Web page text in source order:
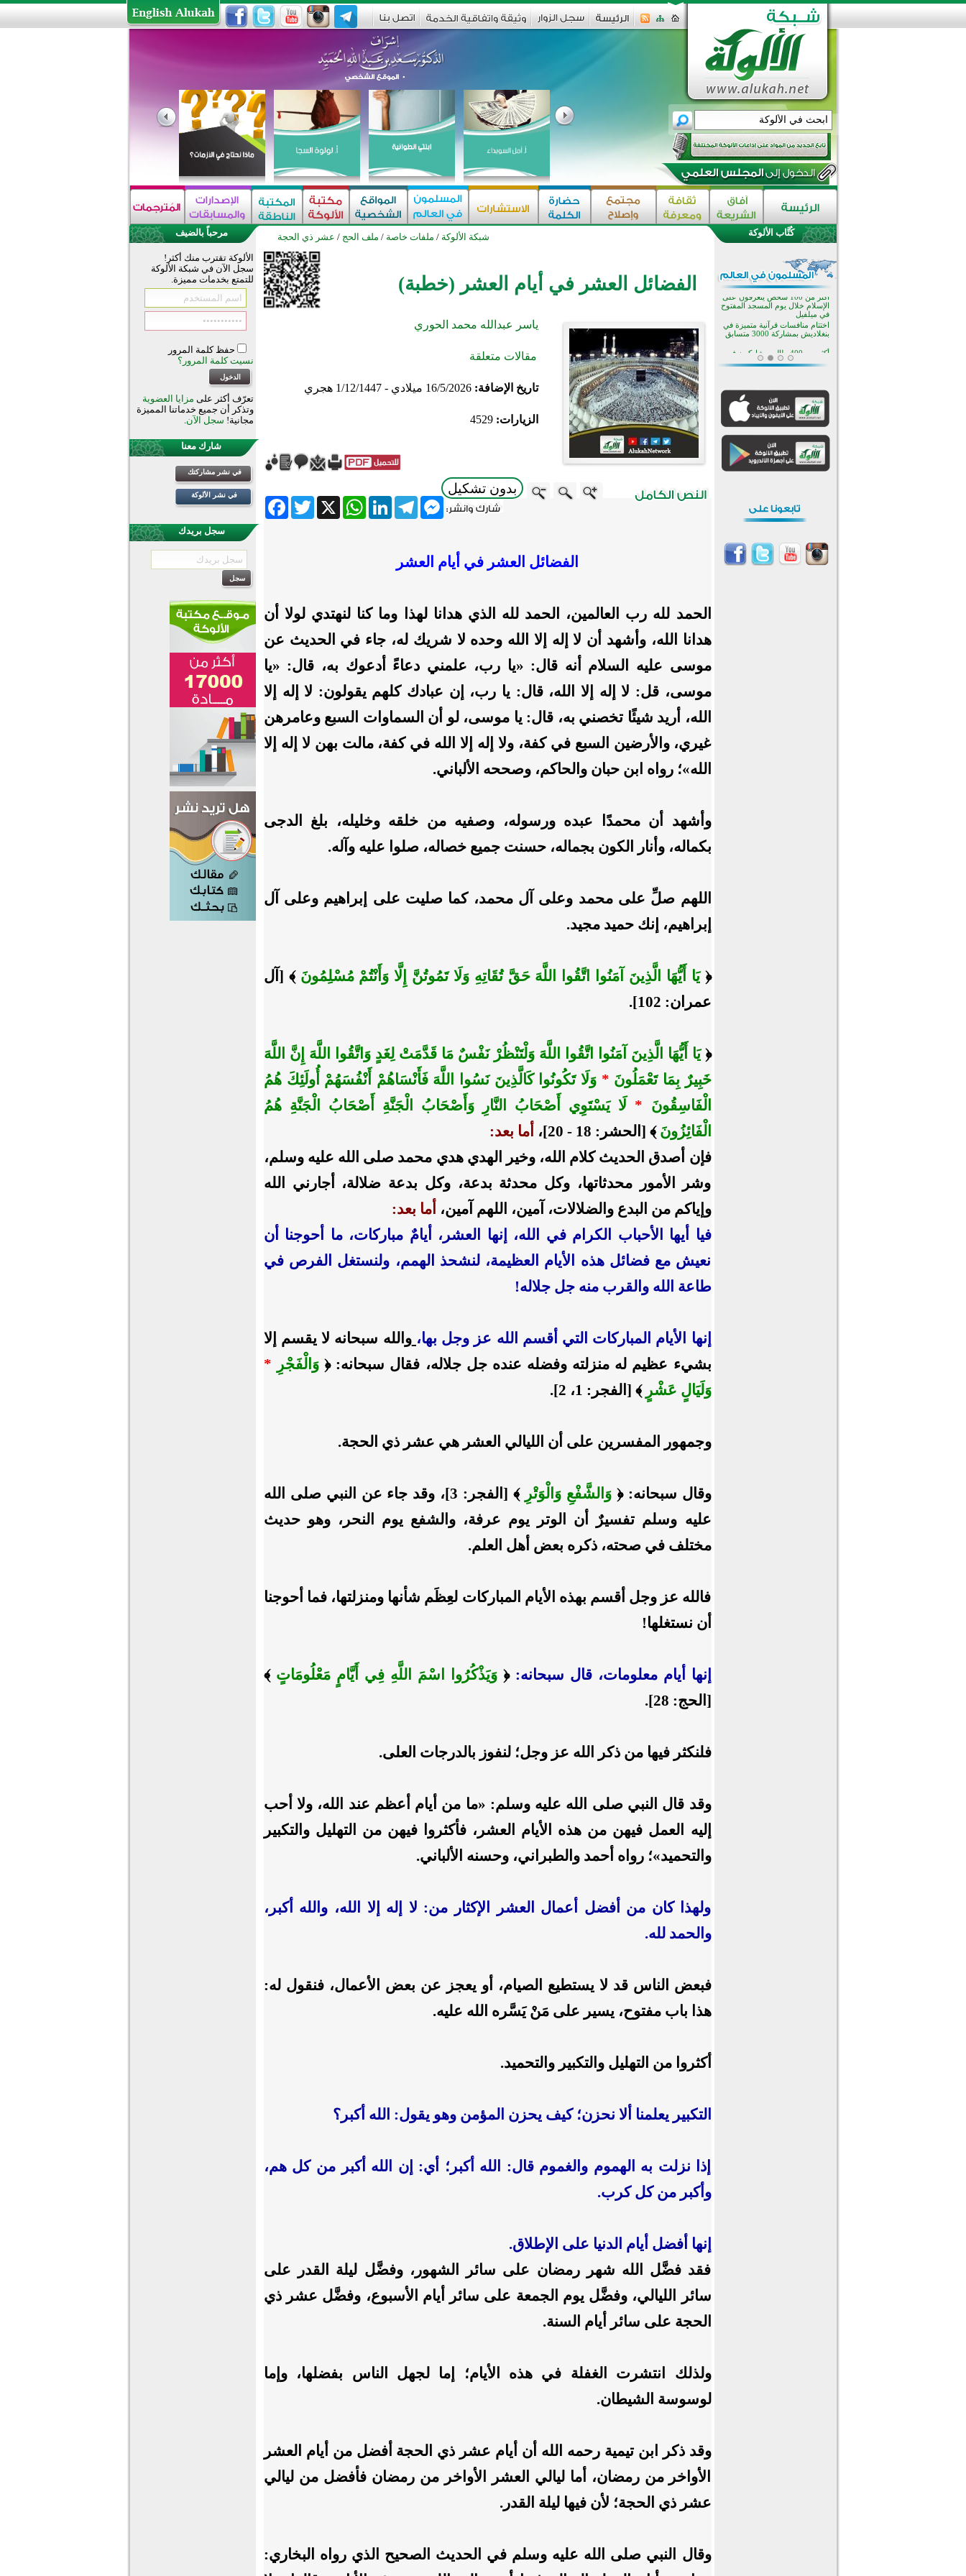
شبكة الألوكة / ملفات خاصة / ملف الحج / عشر ذي الحجة
الفضائل العشر في أيام العشر (خطبة)
ياسر عبدالله محمد الحوري
مقالات متعلقة
تاريخ الإضافة:16/5/2026 ميلادي - 1/12/1447 هجري
الزيارات:4529
بدون تشكيل
FacebookTwitter X
WhatsApp
LinkedInTelegram
Messenger
الفضائل العشر في أيام العشر
الحمد لله رب العالمين، الحمد لله الذي هدانا لهذا وما كنا لنهتدي لولا أن
هدانا الله، وأشهد أن لا إله إلا الله وحده لا شريك له، جاء في الحديث عن
موسى عليه السلام أنه قال: «يا رب، علمني دعاءً أدعوك به، قال: «يا
موسى، قل: لا إله إلا الله، قال: يا رب، إن عبادك كلهم يقولون: لا إله إلا
الله، أريد شيئًا تخصني به، قال: يا موسى، لو أن السماوات السبع وعامرهن
غيري، والأرضين السبع في كفة، ولا إله إلا الله في كفة، مالت بهن لا إله إلا
الله»؛ رواه ابن حبان والحاكم، وصححه الألباني.
وأشهد أن محمدًا عبده ورسوله، وصفيه من خلقه وخليله، بلغ الدجى
بكماله، وأنار الكون بجماله، حسنت جميع خصاله، صلوا عليه وآله.
اللهم صلِّ على محمد وعلى آل محمد، كما صليت على إبراهيم وعلى آل
إبراهيم، إنك حميد مجيد.
﴿يَا أَيُّهَا الَّذِينَ آمَنُوا اتَّقُوا اللَّهَ حَقَّ تُقَاتِهِ وَلَا تَمُوتُنَّ إِلَّا وَأَنْتُمْ مُسْلِمُونَ ﴾ [آل
عمران: 102].
﴿يَا أَيُّهَا الَّذِينَ آمَنُوا اتَّقُوا اللَّهَ وَلْتَنْظُرْ نَفْسٌ مَا قَدَّمَتْ لِغَدٍ وَاتَّقُوا اللَّهَ إِنَّ اللَّهَ
خَبِيرٌ بِمَا تَعْمَلُونَ * وَلَا تَكُونُوا كَالَّذِينَ نَسُوا اللَّهَ فَأَنْسَاهُمْ أَنْفُسَهُمْ أُولَئِكَ هُمُ
الْفَاسِقُونَ * لَا يَسْتَوِي أَصْحَابُ النَّارِ وَأَصْحَابُ الْجَنَّةِ أَصْحَابُ الْجَنَّةِ هُمُ
الْفَائِزُونَ ﴾ [الحشر: 18 - 20]،
أما بعد:
فإن أصدق الحديث كلام الله، وخير الهدي هدي محمد صلى الله عليه وسلم،
وشر الأمور محدثاتها، وكل محدثة بدعة، وكل بدعة ضلالة، أجارني الله
وإياكم من البدع والضلالات، آمين، اللهم آمين، أما بعد:
فيا أيها الأحباب الكرام في الله، إنها العشر، أيامٌ مباركات، ما أحوجنا أن
نعيش مع فضائل هذه الأيام العظيمة، لنشحذ الهمم، ولنستغل الفرص في
طاعة الله والقرب منه جل جلاله!
إنها الأيام المباركات التي أقسم الله عز وجل بها، والله سبحانه لا يقسم إلا
بشيء عظيم له منزلته وفضله عنده جل جلاله، فقال سبحانه: ﴿ وَالْفَجْرِ *
وَلَيَالٍ عَشْرٍ ﴾ [الفجر: 1، 2].
وجمهور المفسرين على أن الليالي العشر هي عشر ذي الحجة.
وقال سبحانه: ﴿وَالشَّفْعِ وَالْوَتْرِ
﴾ [الفجر: 3]، وقد جاء عن النبي صلى الله
عليه وسلم تفسيرٌ أن الوتر يوم عرفة، والشفع يوم النحر، وهو حديث
مختلف في صحته، ذكره بعض أهل العلم.
فالله عز وجل أقسم بهذه الأيام المباركات لعِظَم شأنها ومنزلتها، فما أحوجنا
أن نستغلها!
إنها أيام معلومات، قال سبحانه:﴿وَيَذْكُرُوا اسْمَ اللَّهِ فِي أَيَّامٍ مَعْلُومَاتٍ ﴾
[الحج: 28].
فلنكثر فيها من ذكر الله عز وجل؛ لنفوز بالدرجات العلى.
وقد قال النبي صلى الله عليه وسلم: «ما من أيام أعظم عند الله، ولا أحب
إليه العمل فيهن من هذه الأيام العشر، فأكثروا فيهن من التهليل والتكبير
والتحميد»؛ رواه أحمد والطبراني، وحسنه الألباني.
ولهذا كان من أفضل أعمال العشر الإكثار من: لا إله إلا الله، والله أكبر،
والحمد لله.
فبعض الناس قد لا يستطيع الصيام، أو يعجز عن بعض الأعمال، فنقول له:
هذا باب مفتوح، يسير على مَنْ يَسَّره الله عليه.
أكثروا من التهليل والتكبير والتحميد.
التكبير يعلمنا ألا نحزن؛ كيف يحزن المؤمن وهو يقول: الله أكبر؟
إذا نزلت به الهموم والغموم قال: الله أكبر؛ أي: إن الله أكبر من كل هم،
وأكبر من كل كرب.
إنها أفضل أيام الدنيا على الإطلاق.
فقد فضَّل الله شهر رمضان على سائر الشهور، وفضَّل ليلة القدر على
سائر الليالي، وفضَّل يوم الجمعة على سائر أيام الأسبوع، وفضَّل عشر ذي
الحجة على سائر أيام السنة.
ولذلك انتشرت الغفلة في هذه الأيام؛ إما لجهل الناس بفضلها، وإما
لوسوسة الشيطان.
وقد ذكر ابن تيمية رحمه الله أن أيام عشر ذي الحجة أفضل من أيام العشر
الأواخر من رمضان، أما ليالي العشر الأواخر من رمضان فأفضل من ليالي
عشر ذي الحجة؛ لأن فيها ليلة القدر.
وقال النبي صلى الله عليه وسلم في الحديث الصحيح الذي رواه البخاري:
مرحباً بالضيف
الألوكة تقترب منك أكثر!
سجل الآن في شبكة الألوكة
للتمتع بخدمات مميزة.
حفظ كلمة المرور
نسيت كلمة المرور؟
تعرّف أكثر على مزايا العضوية
وتذكر أن جميع خدماتنا المميزة
مجانية! سجل الآن.
شارك معنا
في نشر مشاركتك
في نشر الألوكة
سجل بريدك
كُتَّاب الألوكة
القرآن والتربية في صدارة البرامج
الصيفية للمسلمين في بينزا
وساراتوف وموردوفيا هذا العام
اختتام الدورة التاسعة لمسابقة حفظ
وتلاوة القرآن الكريم في أزناكاييف
أكثر من 100 شخص يتعرفون على
في ميلفيل
اختتام منافسات قرآنية متميزة في
بنغلاديش بمشاركة 3000 متسابق
أكثر من 400 طالب يشاركون في
مسابقة المعلومات الإسلامية
بأستراليا
افتتاح تاريخي لأول مسجد في بلييفليا
بالجبل الأسود منذ أكثر من قرن
منطقة ريبوفسي تحتفل بميلاد
مسجد جديد في أجواء إيمانية مميزة
أستراليا يفتتح أبوابه بعد سنوات من
العمل والعطاء
القرآن والتربية في صدارة البرامج
الصيفية للمسلمين في بينزا
اختتام الدورة التاسعة لمسابقة حفظ
وتلاوة القرآن الكريم في أزناكاييف
أكثر من 100 شخص يتعرفون على
بنغلاديش بمشاركة 3000 متسابق